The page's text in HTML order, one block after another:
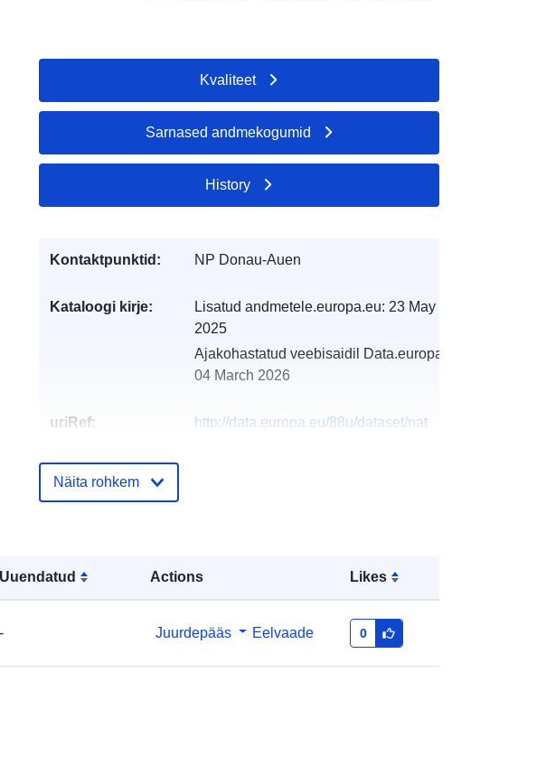
Uuendatud Actions Likes
- Juurdepääs Eelvaade 0
Kvaliteet
Sarnased andmekogumid
History
Kontaktpunktid: NP Donau-Auen
Kataloogi kirje: Lisatud andmetele.europa.eu: 23 May
2025
Ajakohastatud veebisaidil Data.europa.eu:
04 March 2026
uriRef:
http://data.europa.eu/88u/dataset/nat
Näita rohkem